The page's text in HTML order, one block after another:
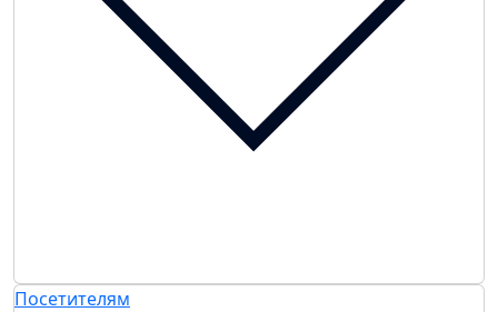
Посетителям